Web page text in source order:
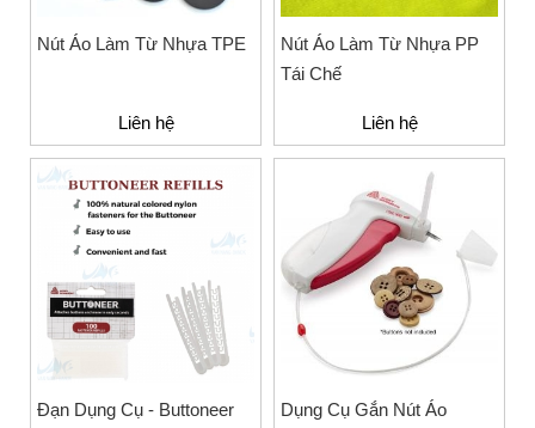
Nút Áo Làm Từ Nhựa TPE
Liên hệ
Nút Áo Làm Từ Nhựa PP
Tái Chế
Liên hệ
Đạn Dụng Cụ - Buttoneer
Dụng Cụ Gắn Nút Áo